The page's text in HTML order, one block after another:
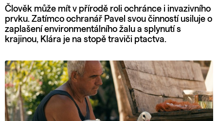
Člověk může mít v přírodě roli ochránce i invazivního
prvku. Zatímco ochranář Pavel svou činností usiluje o
zaplašení environmentálního žalu a splynutí s
krajinou, Klára je na stopě traviči ptactva.